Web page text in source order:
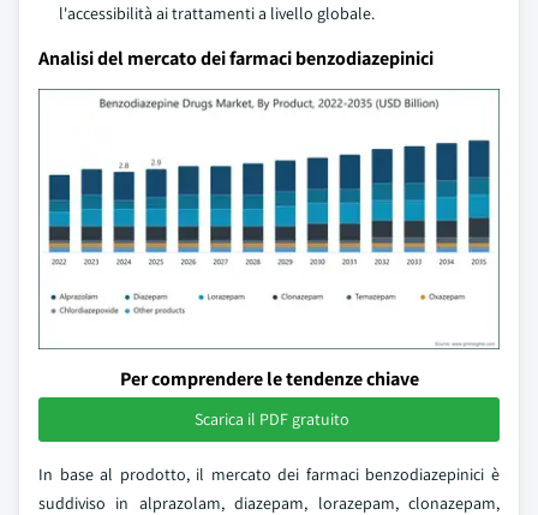
l'accessibilità ai trattamenti a livello globale.
Analisi del mercato dei farmaci benzodiazepinici
Per comprendere le tendenze chiave
Scarica il PDF gratuito
In base al prodotto, il mercato dei farmaci benzodiazepinici è
suddiviso in alprazolam, diazepam, lorazepam, clonazepam,